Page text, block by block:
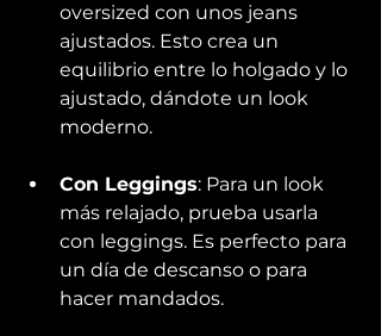
oversized con unos jeans
ajustados. Esto crea un
equilibrio entre lo holgado y lo
ajustado, dándote un look
moderno.
Con Leggings: Para un look
más relajado, prueba usarla
con leggings. Es perfecto para
un día de descanso o para
hacer mandados.